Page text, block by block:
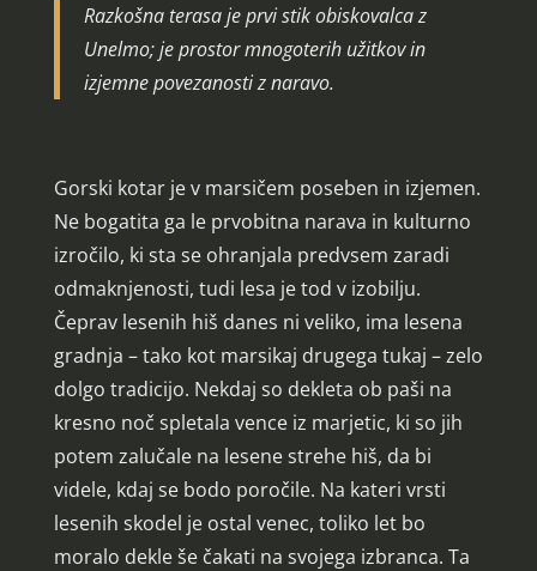
Razkošna terasa je prvi stik obiskovalca z
Unelmo; je prostor mnogoterih užitkov in
izjemne povezanosti z naravo.
Gorski kotar je v marsičem poseben in izjemen.
Ne bogatita ga le prvobitna narava in kulturno
izročilo, ki sta se ohranjala predvsem zaradi
odmaknjenosti, tudi lesa je tod v izobilju.
Čeprav lesenih hiš danes ni veliko, ima lesena
gradnja – tako kot marsikaj drugega tukaj – zelo
dolgo tradicijo. Nekdaj so dekleta ob paši na
kresno noč spletala vence iz marjetic, ki so jih
potem zalučale na lesene strehe hiš, da bi
videle, kdaj se bodo poročile. Na kateri vrsti
lesenih skodel je ostal venec, toliko let bo
moralo dekle še čakati na svojega izbranca. Ta